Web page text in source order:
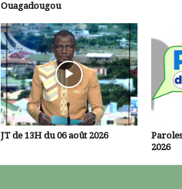
Ouagadougou
JT de 13H du 06 août 2026
2026